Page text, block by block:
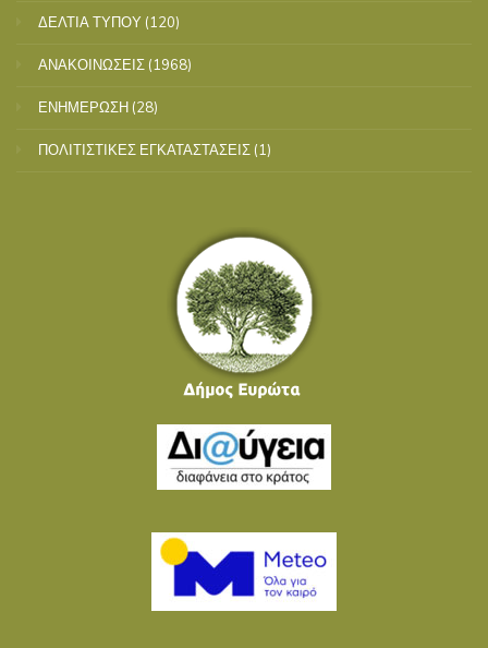
ΔΕΛΤΙΑ ΤΥΠΟΥ (120)
ΑΝΑΚΟΙΝΩΣΕΙΣ (1968)
ΕΝΗΜΕΡΩΣΗ (28)
ΠΟΛΙΤΙΣΤΙΚΕΣ ΕΓΚΑΤΑΣΤΑΣΕΙΣ (1)